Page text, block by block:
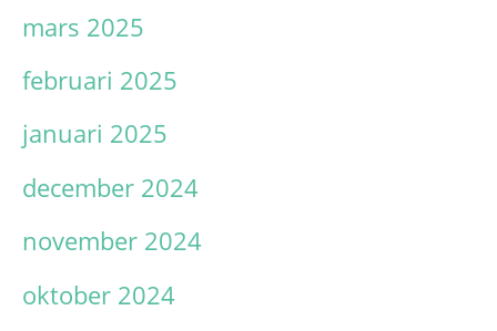
mars 2025
februari 2025
januari 2025
december 2024
november 2024
oktober 2024